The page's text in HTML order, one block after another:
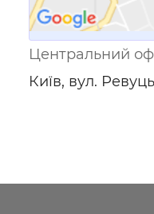
Центральний
Київ, вул.